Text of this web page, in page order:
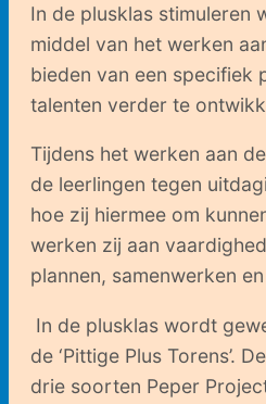
In de plusklas stimuleren
middel van het werken
bieden van een specifiek
talenten verder te
Tijdens het werken aan
de leerlingen tegen
hoe zij hiermee om
werken zij aan
plannen, samenwerken
In de plusklas wordt
de ‘Pittige Plus Torens’.
drie soorten Peper